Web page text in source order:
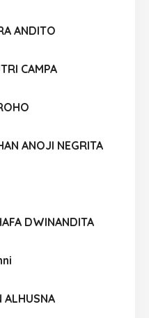
ANDITO
CAMPA
ANOJI NEGRITA
DWINANDITA
ALHUSNA